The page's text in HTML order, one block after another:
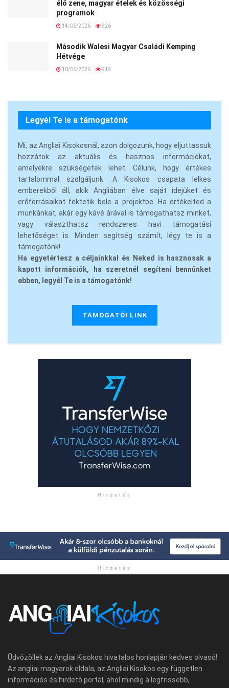
élő zene, magyar ételek és közösségi
programok
14/06/2026 926
Második Walesi Magyar Családi Kemping
Hétvége
10/06/2026 919
Legyél Te is a támogatónk
Mi, az Angliai Kisokosnál, azon dolgozunk, hogy eljuttassuk
hozzátok az aktuális és hasznos információkat,
amelyekre szükségetek lehet. Célunk, hogy értékes
tartalommal szolgáljunk. A Kisokos csapata lelkes
emberekből áll, akik Angliában élve saját idejüket és
erőforrásaikat fektetik bele a projektbe. Ha értékelted a
munkánkat, akár egy kávé árával is támogathatsz minket,
vagy választhatsz rendszeres havi támogatási
lehetőséget is. Minden segítség számít, légy te is a
támogatónk!
Ha egyetértesz a céljainkkal és Neked is hasznosak a
kapott információk, ha szeretnél segíteni bennünket
ebben, legyél Te is a támogatónk!
TÁMOGATÓI LINK
Hirdetés
Hirdetés
Üdvözöllek az Angliai Kisokos hivatalos honlapján kedves olvasó!
Az angliai magyarok oldala, az Angliai Kisokos egy független
információs és hirdető portál, ahol mindig a legfrissebb,